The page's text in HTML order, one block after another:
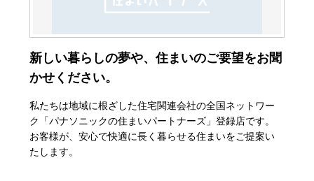
新しい暮らしの夢や、住まいのご要望をお聞
かせください。
私たちは地域に根ざした住宅関連会社の全国ネットワー
ク「パナソニックの住まいパートナーズ」登録店です。
お客様が、安心で快適に長く暮らせる住まいをご提案い
たします。